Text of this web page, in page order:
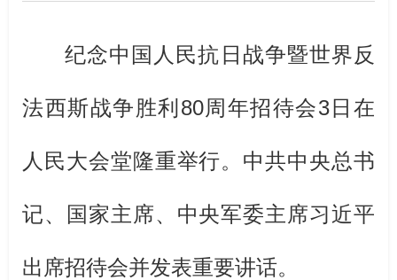
纪念中国人民抗日战争暨世界反
法西斯战争胜利80周年招待会3日在
人民大会堂隆重举行。中共中央总书
记、国家主席、中央军委主席习近平
出席招待会并发表重要讲话。